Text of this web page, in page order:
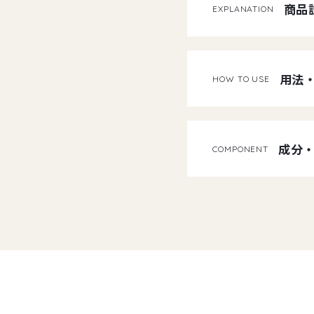
EXPLANATION 商品
HOW TO USE 用法
COMPONENT 成分